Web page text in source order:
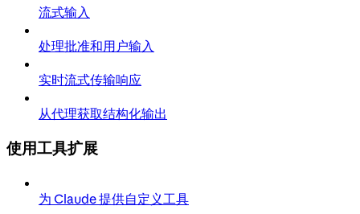
流式输入
处理批准和用户输入
实时流式传输响应
从代理获取结构化输出
使用工具扩展
为 Claude 提供自定义工具